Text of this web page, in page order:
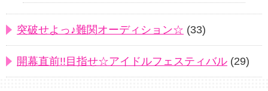
突破せよっ♪難関オーディション☆ (33)
開幕直前!!目指せ☆アイドルフェスティバル (29)